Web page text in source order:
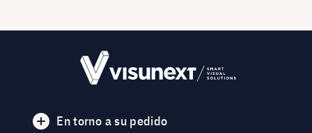
En torno a su pedido